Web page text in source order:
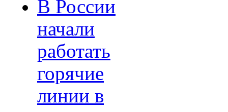
В России
начали
работать
горячие
линии в